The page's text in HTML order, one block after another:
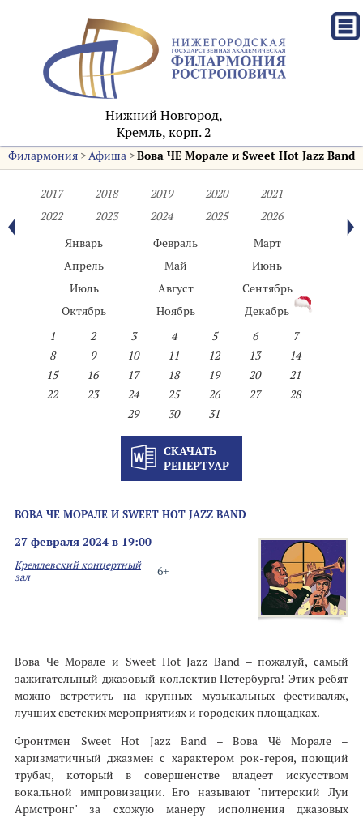
Нижний Новгород,
Кремль, корп. 2
Филармония>Афиша>Вова ЧЕ Морале и Sweet Hot Jazz Band
2017 2018 2019 2020
2021
2022
2023 2024 2025
2026
Январь
Февраль
Март
Апрель
Май
Июнь
Июль
Август
Сентябрь
Октябрь
Ноябрь
Декабрь
1
2 3 4 5 6
7
8
9 10 11 12 13
14
15
16 17 18 19 20
21
22
23 24 25 26 27
28
29
30 31
СКАЧАТЬ
РЕПЕРТУАР
ВОВА ЧЕ МОРАЛЕ И SWEET HOT JAZZ BAND
27 февраля 2024 в 19:00
6+
Кремлевский концертный
зал
Вова Че Морале и Sweet Hot Jazz Band – пожалуй, самый
зажигательный джазовый коллектив Петербурга! Этих ребят
можно встретить на крупных музыкальных фестивалях,
лучших светских мероприятиях и городских площадках.
Фронтмен Sweet Hot Jazz Band – Вова Чё Морале –
харизматичный джазмен с характером рок-героя, поющий
трубач, который в совершенстве владеет искусством
вокальной импровизации. Его называют "питерский Луи
Армстронг" за схожую манеру исполнения джазовых